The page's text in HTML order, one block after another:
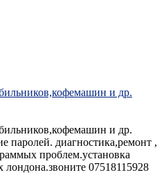
и др.
и др.
паролей. диагностика,ремонт ,
проблем.установка
07518115928